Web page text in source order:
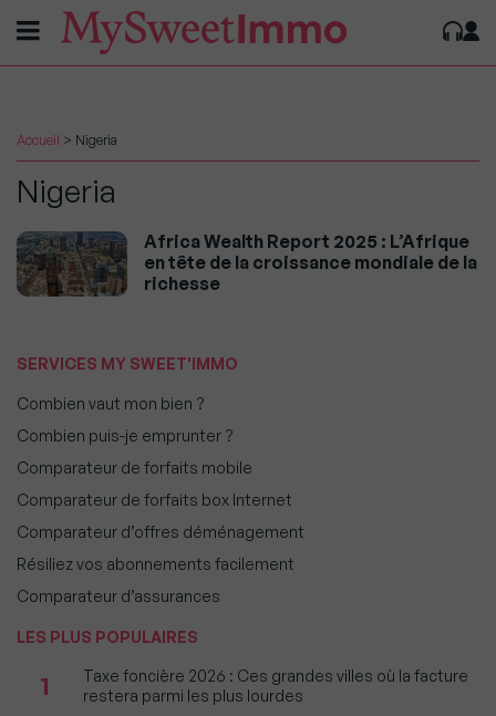
Accueil > Nigeria
Nigeria
Africa Wealth Report 2025 : L’Afrique
en tête de la croissance mondiale de la
richesse
SERVICES MY SWEET'IMMO
Combien vaut mon bien ?
Combien puis-je emprunter ?
Comparateur de forfaits mobile
Comparateur de forfaits box Internet
Comparateur d’offres déménagement
Résiliez vos abonnements facilement
Comparateur d’assurances
LES PLUS POPULAIRES
1
Taxe foncière 2026 : Ces grandes villes où la facture
restera parmi les plus lourdes